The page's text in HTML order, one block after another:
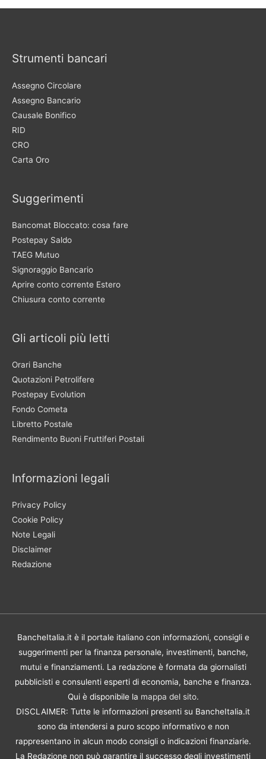
Strumenti bancari
Assegno Circolare
Assegno Bancario
Causale Bonifico
RID
CRO
Carta Oro
Suggerimenti
Bancomat Bloccato: cosa fare
Postepay Saldo
TAEG Mutuo
Signoraggio Bancario
Aprire conto corrente Estero
Chiusura conto corrente
Gli articoli più letti
Orari Banche
Quotazioni Petrolifere
Postepay Evolution
Fondo Cometa
Libretto Postale
Rendimento Buoni Fruttiferi Postali
Informazioni legali
Privacy Policy
Cookie Policy
Note Legali
Disclaimer
Redazione
BancheItalia.it è il portale italiano con informazioni, consigli e
suggerimenti per la finanza personale, investimenti, banche,
mutui e finanziamenti. La redazione è formata da giornalisti
pubblicisti e consulenti esperti di economia, banche e finanza.
Qui è disponibile la mappa del sito.
DISCLAIMER: Tutte le informazioni presenti su BancheItalia.it
sono da intendersi a puro scopo informativo e non
rappresentano in alcun modo consigli o indicazioni finanziarie.
La Redazione non può garantire il successo degli investimenti